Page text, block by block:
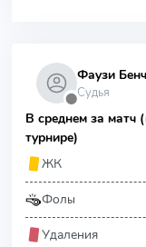
⬤
Фаузи
Судья
В среднем за матч
турнире)
ЖК
Фолы
Удаления